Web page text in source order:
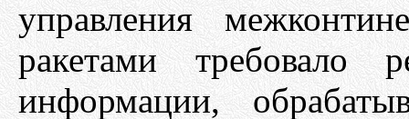
управления
ракетами требовало
информации,